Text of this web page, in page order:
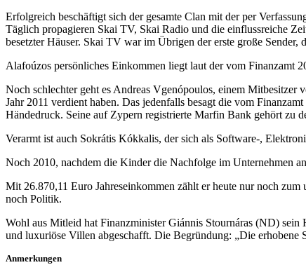
Erfolgreich beschäftigt sich der gesamte Clan mit der per
Täglich propagieren Skai TV, Skai Radio und die einflussreiche
besetzter Häuser. Skai TV war im Übrigen der erste große Sender,
Alafoúzos persönliches Einkommen liegt laut der vom Finanzamt
Noch schlechter geht es Andreas Vgenópoulos, einem
Jahr 2011 verdient haben. Das jedenfalls besagt die vom
Händedruck. Seine auf Zypern registrierte Marfin Bank gehört zu
Verarmt ist auch Sokrátis Kókkalis, der sich als Software-,
Noch 2010, nachdem die Kinder die Nachfolge im Unternehmen
Mit 26.870,11 Euro Jahreseinkommen zählt er heute nur noch
noch Politik.
Wohl aus Mitleid hat Finanzminister Giánnis Stournáras (ND)
und luxuriöse Villen abgeschafft. Die Begründung: „Die
Anmerkungen